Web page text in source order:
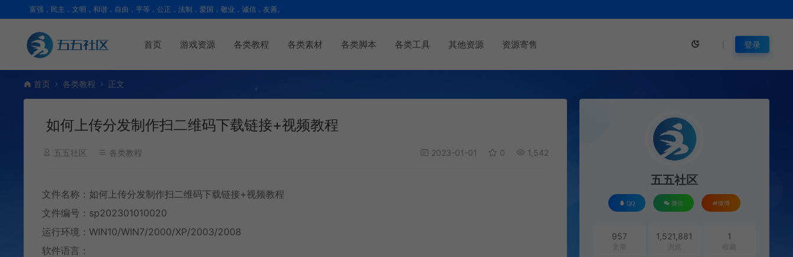
富强，民主，文明，和谐，自由，平等，公正，法制，爱国，敬业，诚信，友善。
首页 游戏资源 各类教程 各类素材 各类脚本 各类工具 其他资源 资源寄售 登录
首页 各类教程 正文
如何上传分发制作扫二维码下载链接+视频教程
五五社区 各类教程 2023-01-01 0 1,542
文件名称：如何上传分发制作扫二维码下载链接+视频教程
文件编号：sp202301010020
运行环境：WIN10/WIN7/2000/XP/2003/2008
软件语言：
五五社区
QQ 微信 微博
957
文章
1,521,881
浏览
1
收藏